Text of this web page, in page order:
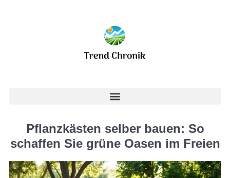
Pflanzkästen selber bauen: So
schaffen Sie grüne Oasen im Freien